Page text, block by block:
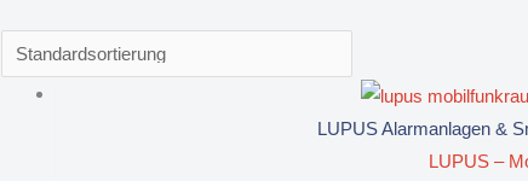
LUPUS Alarmanlagen &
LUPUS –